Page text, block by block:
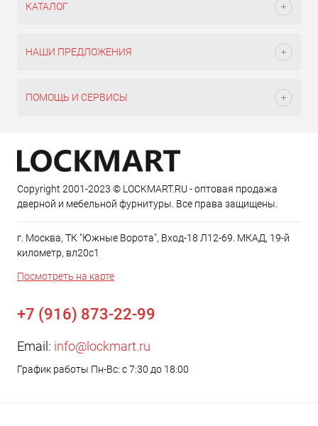
КАТАЛОГ
НАШИ ПРЕДЛОЖЕНИЯ
ПОМОЩЬ И СЕРВИСЫ
Copyright 2001-2023 © LOCKMART.RU - оптовая продажа
дверной и мебельной фурнитуры. Все права защищены.
г. Москва, ТК "Южные Ворота", Вход-18 Л12-69. МКАД, 19-й
километр, вл20с1
Посмотреть на карте
+7 (916) 873-22-99
Email: info@lockmart.ru
График работы Пн-Вс: с 7:30 до 18:00